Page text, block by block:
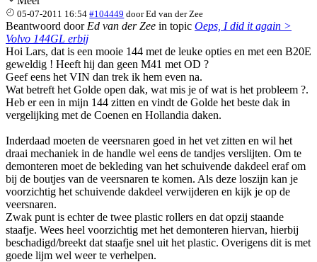
05-07-2011 16:54 #104449 doorEd van der Zee
Beantwoord door Ed van der Zee in topic Oeps, I did it again >
Volvo 144GL erbij
Hoi Lars, dat is een mooie 144 met de leuke opties en met een B20E
geweldig ! Heeft hij dan geen M41 met OD ?
Geef eens het VIN dan trek ik hem even na.
Wat betreft het Golde open dak, wat mis je of wat is het probleem ?.
Heb er een in mijn 144 zitten en vindt de Golde het beste dak in
vergelijking met de Coenen en Hollandia daken.
Inderdaad moeten de veersnaren goed in het vet zitten en wil het
draai mechaniek in de handle wel eens de tandjes verslijten. Om te
demonteren moet de bekleding van het schuivende dakdeel eraf om
bij de boutjes van de veersnaren te komen. Als deze loszijn kan je
voorzichtig het schuivende dakdeel verwijderen en kijk je op de
veersnaren.
Zwak punt is echter de twee plastic rollers en dat opzij staande
staafje. Wees heel voorzichtig met het demonteren hiervan, hierbij
beschadigd/breekt dat staafje snel uit het plastic. Overigens dit is met
goede lijm wel weer te verhelpen.